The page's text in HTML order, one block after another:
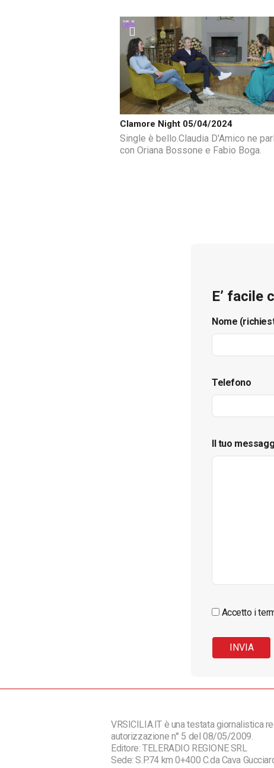
Clamore Night 05/04/2024
Single è bello.Claudia D'Amico ne
con Oriana Bossone e Fabio Boga.
E’ facile
Nome
Telefono
Il tuo
Accetto i
VRSICILIA.IT è una testata giornalistica
autorizzazione n° 5 del 08/05/2009.
Editore: TELERADIO REGIONE SRL
Sede: S.P.74 km 0+400 C.da Cava